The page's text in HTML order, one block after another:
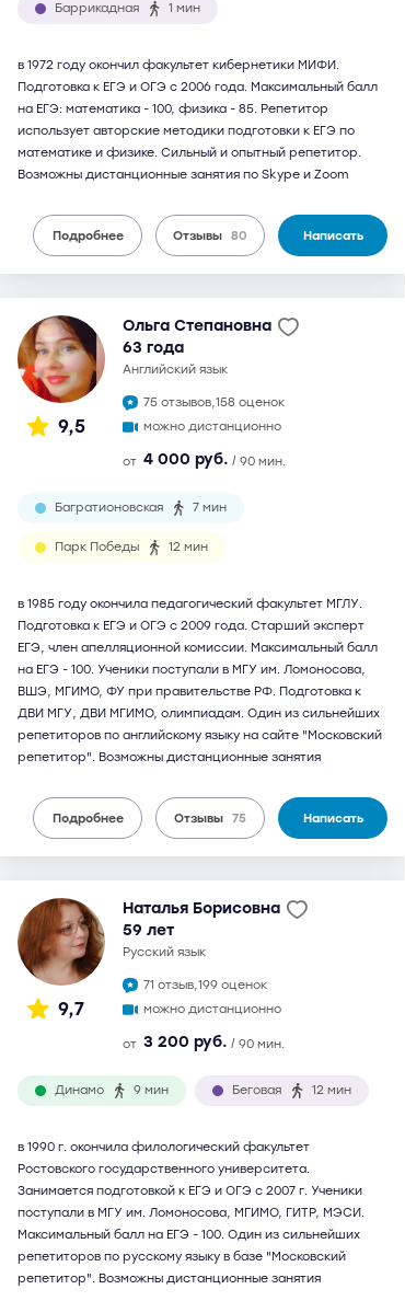
Баррикадная 1 мин
в 1972 году окончил факультет кибернетики МИФИ.
Подготовка к ЕГЭ и ОГЭ с 2006 года. Максимальный балл
на ЕГЭ: математика - 100, физика - 85. Репетитор
использует авторские методики подготовки к ЕГЭ по
математике и физике. Сильный и опытный репетитор.
Возможны дистанционные занятия по Skype и Zoom
Подробнее Отзывы 80 Написать
9,5
Ольга Степановна
63 года
английский язык
75 отзывов,158 оценок
можно дистанционно
от 4 000 руб. / 90 мин.
Багратионовская 7 мин
Парк Победы 12 мин
в 1985 году окончила педагогический факультет МГЛУ.
Подготовка к ЕГЭ и ОГЭ с 2009 года. Старший эксперт
ЕГЭ, член апелляционной комиссии. Максимальный балл
на ЕГЭ - 100. Ученики поступали в МГУ им. Ломоносова,
ВШЭ, МГИМО, ФУ при правительстве РФ. Подготовка к
ДВИ МГУ, ДВИ МГИМО, олимпиадам. Один из сильнейших
репетиторов по английскому языку на сайте "Московский
репетитор". Возможны дистанционные занятия
Подробнее Отзывы 75 Написать
9,7
Наталья Борисовна
59 лет
русский язык
71 отзыв,199 оценок
можно дистанционно
от 3 200 руб. / 90 мин.
Динамо 9 мин Беговая 12 мин
в 1990 г. окончила филологический факультет
Ростовского государственного университета.
Занимается подготовкой к ЕГЭ и ОГЭ с 2007 г. Ученики
поступали в МГУ им. Ломоносова, МГИМО, ГИТР, МЭСИ.
Максимальный балл на ЕГЭ - 100. Один из сильнейших
репетиторов по русскому языку в базе "Московский
репетитор". Возможны дистанционные занятия